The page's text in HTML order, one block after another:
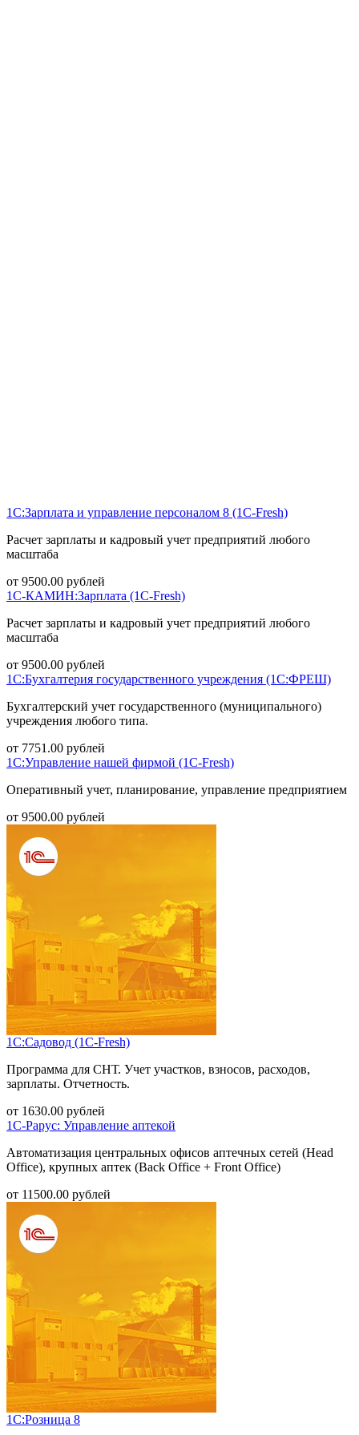
1С:Зарплата и управление персоналом 8 (1С-Fresh)
Расчет зарплаты и кадровый учет предприятий любого
масштаба
от 9500.00 рублей
1С-КАМИН:Зарплата (1С-Fresh)
Расчет зарплаты и кадровый учет предприятий любого
масштаба
от 9500.00 рублей
1С:Бухгалтерия государственного учреждения (1С:ФРЕШ)
Бухгалтерский учет государственного (муниципального)
учреждения любого типа.
от 7751.00 рублей
1С:Управление нашей фирмой (1С-Fresh)
Оперативный учет, планирование, управление предприятием
от 9500.00 рублей
1С:Садовод (1С-Fresh)
Программа для СНТ. Учет участков, взносов, расходов,
зарплаты. Отчетность.
от 1630.00 рублей
1С-Рарус: Управление аптекой
Автоматизация центральных офисов аптечных сетей (Head
Office), крупных аптек (Back Office + Front Office)
от 11500.00 рублей
1С:Розница 8